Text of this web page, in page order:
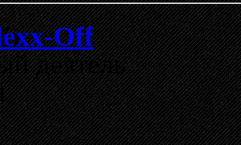
Off
деятель